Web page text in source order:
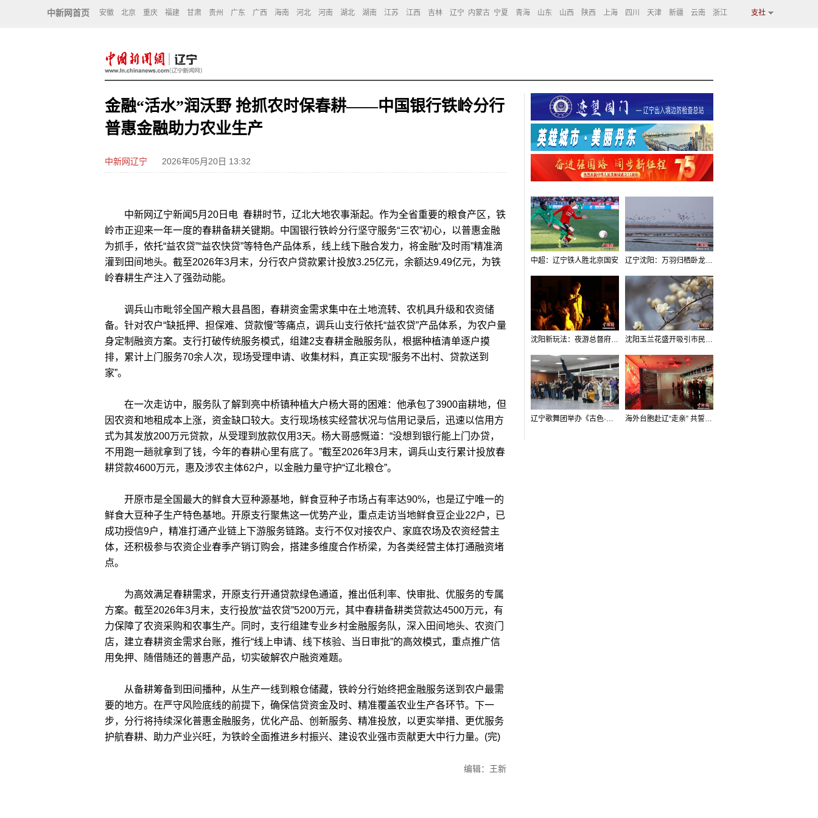
中新网首页 安徽 北京 重庆 福建 甘肃 贵州 广东 广西 海南 河北 河南 湖北 湖南 江苏 江西 吉林 辽宁 内蒙古 宁夏 青海 山东 山西 陕西 上海 四川 天津 新疆 云南 浙江 支社
金融“活水”润沃野 抢抓农时保春耕——中国银行铁岭分行
普惠金融助力农业生产
中新网辽宁 2026年05月20日 13:32
中新网辽宁新闻5月20日电 春耕时节，辽北大地农事渐起。作为全省重要的粮食产区，铁
岭市正迎来一年一度的春耕备耕关键期。中国银行铁岭分行坚守服务“三农”初心，以普惠金融
为抓手，依托“益农贷”“益农快贷”等特色产品体系，线上线下融合发力，将金融“及时雨”精准滴
灌到田间地头。截至2026年3月末，分行农户贷款累计投放3.25亿元，余额达9.49亿元，为铁
岭春耕生产注入了强劲动能。
调兵山市毗邻全国产粮大县昌图，春耕资金需求集中在土地流转、农机具升级和农资储
备。针对农户“缺抵押、担保难、贷款慢”等痛点，调兵山支行依托“益农贷”产品体系，为农户量
身定制融资方案。支行打破传统服务模式，组建2支春耕金融服务队，根据种植清单逐户摸
排，累计上门服务70余人次，现场受理申请、收集材料，真正实现“服务不出村、贷款送到
家”。
在一次走访中，服务队了解到亮中桥镇种植大户杨大哥的困难：他承包了3900亩耕地，但
因农资和地租成本上涨，资金缺口较大。支行现场核实经营状况与信用记录后，迅速以信用方
式为其发放200万元贷款，从受理到放款仅用3天。杨大哥感慨道：“没想到银行能上门办贷，
不用跑一趟就拿到了钱，今年的春耕心里有底了。”截至2026年3月末，调兵山支行累计投放春
耕贷款4600万元，惠及涉农主体62户，以金融力量守护“辽北粮仓”。
开原市是全国最大的鲜食大豆种源基地，鲜食豆种子市场占有率达90%，也是辽宁唯一的
鲜食大豆种子生产特色基地。开原支行聚焦这一优势产业，重点走访当地鲜食豆企业22户，已
成功授信9户，精准打通产业链上下游服务链路。支行不仅对接农户、家庭农场及农资经营主
体，还积极参与农资企业春季产销订购会，搭建多维度合作桥梁，为各类经营主体打通融资堵
点。
为高效满足春耕需求，开原支行开通贷款绿色通道，推出低利率、快审批、优服务的专属
方案。截至2026年3月末，支行投放“益农贷”5200万元，其中春耕备耕类贷款达4500万元，有
力保障了农资采购和农事生产。同时，支行组建专业乡村金融服务队，深入田间地头、农资门
店，建立春耕资金需求台账，推行“线上申请、线下核验、当日审批”的高效模式，重点推广信
用免押、随借随还的普惠产品，切实破解农户融资难题。
从备耕筹备到田间播种，从生产一线到粮仓储藏，铁岭分行始终把金融服务送到农户最需
要的地方。在严守风险底线的前提下，确保信贷资金及时、精准覆盖农业生产各环节。下一
步，分行将持续深化普惠金融服务，优化产品、创新服务、精准投放，以更实举措、更优服务
护航春耕、助力产业兴旺，为铁岭全面推进乡村振兴、建设农业强市贡献更大中行力量。(完)
编辑：王新
中超：辽宁铁人胜北京国安 辽宁沈阳：万羽归栖卧龙湖看群鸟齐飞
沈阳新玩法：夜游总督府，当一回“赴宴者” 沈阳玉兰花盛开吸引市民打卡
辽宁歌舞团举办《古色·国宝辽宁》排练开放日活动 海外台胞赴辽“走亲” 共誓“和平初心”